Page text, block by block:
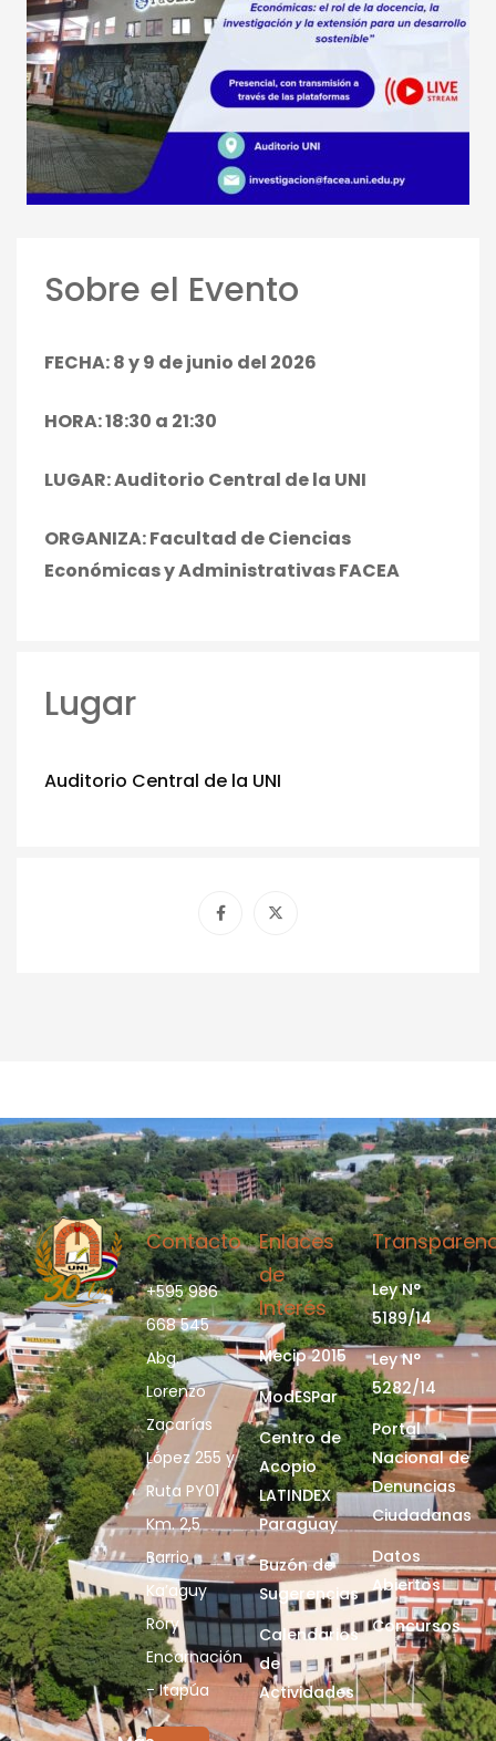
FECHA: 8 y 9 de junio del 2026
HORA: 18:30 a 21:30
LUGAR: Auditorio Central de la UNI
ORGANIZA: Facultad de Ciencias
Económicas y Administrativas FACEA
Auditorio Central de la UNI
Contacto
+595 986
668 545
Abg.
Lorenzo
Zacarías
López 255 y
Ruta PY01
Km. 2,5
Barrio
Ka’aguy
Rory
Encarnación
- Itapúa
Enlaces
de
Interés
Mecip 2015
ModESPar
Centro de
Acopio
LATINDEX
Paraguay
Buzón de
Sugerencias
Calendarios
de
Actividades
Ley N°
5189/14
Ley N°
5282/14
Portal
Nacional de
Denuncias
Ciudadanas
Datos
Abiertos
Concursos